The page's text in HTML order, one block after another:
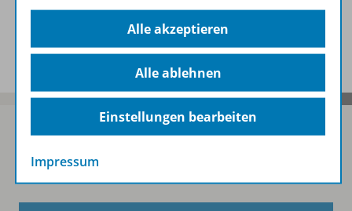
Sofort profitieren
Alle akzeptieren
Alle ablehnen
Einstellungen bearbeiten
Impressum